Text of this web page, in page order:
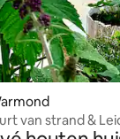
van strand &